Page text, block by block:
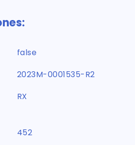
false
2023M-0001535-R2
RX
452